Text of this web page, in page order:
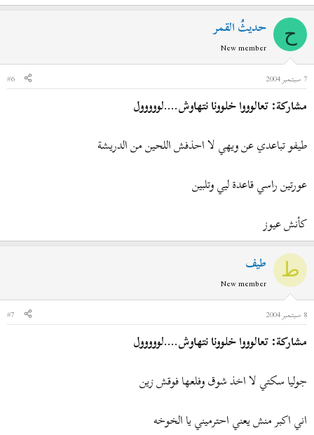
ح حديثُ القمر
New member
7 سبتمبر 2004
#6
مشاركة: تعالوووا خلوونا نتهاوش....لووووول
طيفو تباعدي عن ويهي لا احذفش اللحين من الدريشة
عورتين راسي قاعدة ليي وتلبين
كأنش عيوز
ط طيف
New member
8 سبتمبر 2004
#7
مشاركة: تعالوووا خلوونا نتهاوش....لووووول
جوليا سكتي لا اخذ شوق وفلعها فوقش زين
اني اكبر منش يعني احترميني يا الخوخه